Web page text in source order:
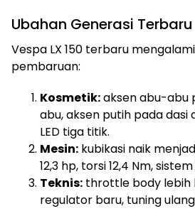
Ubahan Generasi Terbaru
Vespa LX 150 terbaru
pembaruan:
Kosmetik:aksen abu-abu
abu, aksen putih pada dasi
LED tiga titik.
Mesin: kubikasi naik
12,3 hp, torsi 12,4 Nm, sistem
Teknis: throttle body lebih
regulator baru, tuning ulang